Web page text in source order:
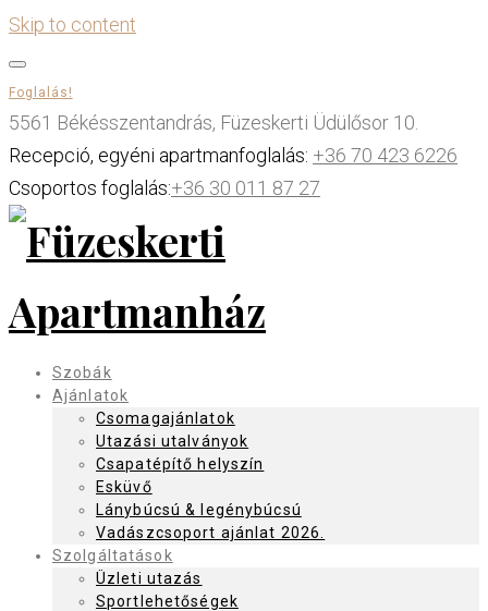
Skip to content
Foglalás!
5561 Békésszentandrás, Füzeskerti Üdülősor 10.
Recepció, egyéni apartmanfoglalás: +36 70 423 6226
Csoportos foglalás:+36 30 011 87 27
Szobák
Ajánlatok
Csomagajánlatok
Utazási utalványok
Csapatépítő helyszín
Esküvő
Lánybúcsú & legénybúcsú
Vadászcsoport ajánlat 2026.
Szolgáltatások
Üzleti utazás
Sportlehetőségek